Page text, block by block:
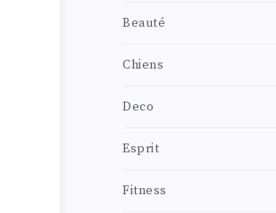
Beauté
Chiens
Deco
Esprit
Fitness